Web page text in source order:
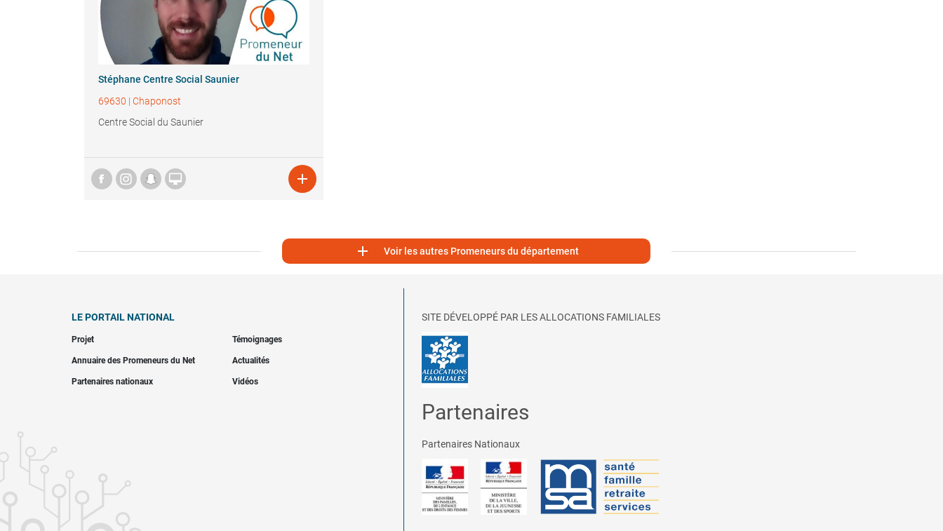
Stéphane Centre Social Saunier
69630 | Chaponost
Centre Social du Saunier
 
 Voir les autres Promeneurs du département
LE PORTAIL NATIONAL
Projet Témoignages
Annuaire des Promeneurs du Net Actualités
Partenaires nationaux Vidéos
SITE DÉVELOPPÉ PAR LES ALLOCATIONS FAMILIALES
Partenaires
Partenaires Nationaux